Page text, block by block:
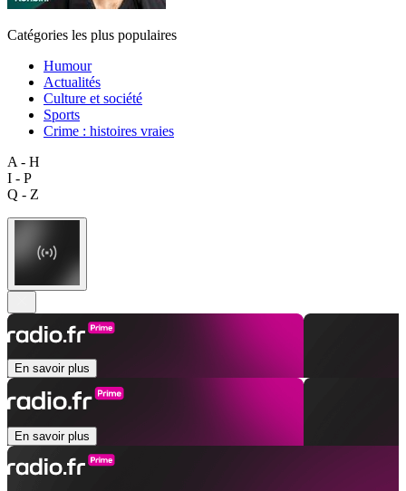
Catégories les plus populaires
Humour
Actualités
Culture et société
Sports
Crime : histoires vraies
A - H
I - P
Q - Z
En savoir plus
En savoir plus